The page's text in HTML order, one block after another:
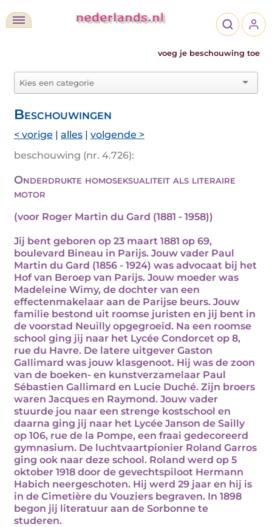
voeg je beschouwing toe
Beschouwingen
< vorige | alles | volgende >
beschouwing (nr. 4.726):
Onderdrukte homoseksualiteit als literaire
motor
(voor Roger Martin du Gard (1881 - 1958))
Jij bent geboren op 23 maart 1881 op 69,
boulevard Bineau in Parijs. Jouw vader Paul
Martin du Gard (1856 - 1924) was advocaat bij het
Hof van Beroep van Parijs. Jouw moeder was
Madeleine Wimy, de dochter van een
effectenmakelaar aan de Parijse beurs. Jouw
familie bestond uit roomse juristen en jij bent in
de voorstad Neuilly opgegroeid. Na een roomse
school ging jij naar het Lycée Condorcet op 8,
rue du Havre. De latere uitgever Gaston
Gallimard was jouw klasgenoot. Hij was de zoon
van de boeken- en kunstverzamelaar Paul
Sébastien Gallimard en Lucie Duché. Zijn broers
waren Jacques en Raymond. Jouw vader
stuurde jou naar een strenge kostschool en
daarna ging jij naar het Lycée Janson de Sailly
op 106, rue de la Pompe, een fraai gedecoreerd
gymnasium. De luchtvaartpionier Roland Garros
ging ook naar deze school. Roland werd op 5
oktober 1918 door de gevechtspiloot Hermann
Habich neergeschoten. Hij werd 29 jaar en hij is
in de Cimetière du Vouziers begraven. In 1898
begon jij literatuur aan de Sorbonne te
studeren.